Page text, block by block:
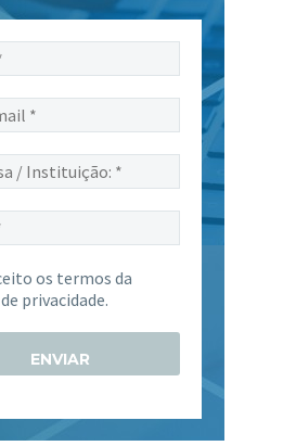
os termos da
privacidade.